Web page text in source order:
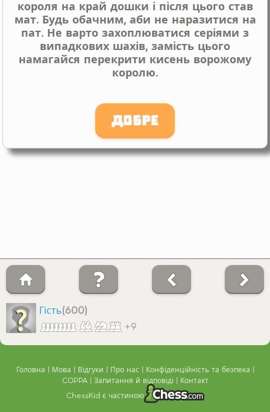
короля на край дошки і після цього став
мат. Будь обачним, аби не наразитися на
пат. Не варто захоплюватися серіями з
випадкових шахів, замість цього
намагайся перекрити кисень ворожому
королю.
Добре
Мати: Мат Ферзем
Even (0.00)
Гість(600)
+9
Головна Мова Відгуки Про нас
Конфіденційність та безпека
COPPA
Запитання й відповіді Контакт
ChessKid є частиною